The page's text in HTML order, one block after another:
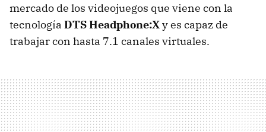
mercado de los videojuegos que viene con la
tecnología DTS Headphone:Xy es capaz de
trabajar con hasta 7.1 canales virtuales.